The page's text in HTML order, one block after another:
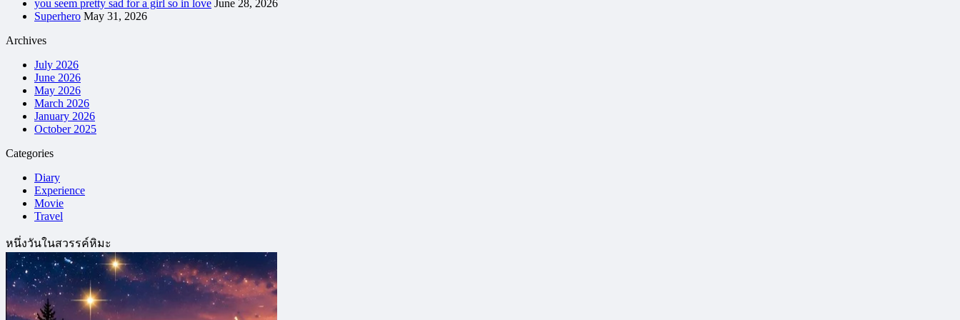
you seem pretty sad for a girl so in love June 28, 2026
Superhero May 31, 2026
Archives
July 2026
June 2026
May 2026
March 2026
January 2026
October 2025
Categories
Diary
Experience
Movie
Travel
หนึ่งวันในสวรรค์หิมะ